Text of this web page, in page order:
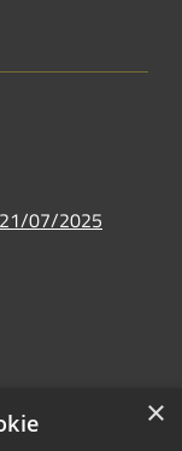
07/2025
×